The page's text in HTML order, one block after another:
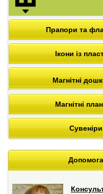
Прапори та
Ікони із
Магнітні
Магнітні
Сувеніри
Допомога